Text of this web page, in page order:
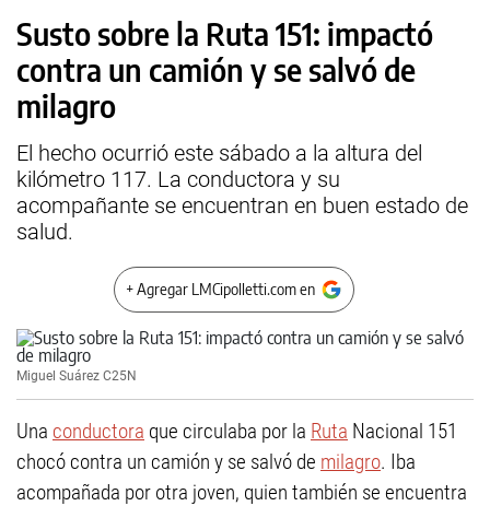
Susto sobre la Ruta 151: impactó
contra un camión y se salvó de
milagro
El hecho ocurrió este sábado a la altura del
kilómetro 117. La conductora y su
acompañante se encuentran en buen estado de
salud.
+ Agregar LMCipolletti.com en
Miguel Suárez C25N
Una conductora que circulaba por la Ruta Nacional 151
chocó contra un camión y se salvó de milagro. Iba
acompañada por otra joven, quien también se encuentra